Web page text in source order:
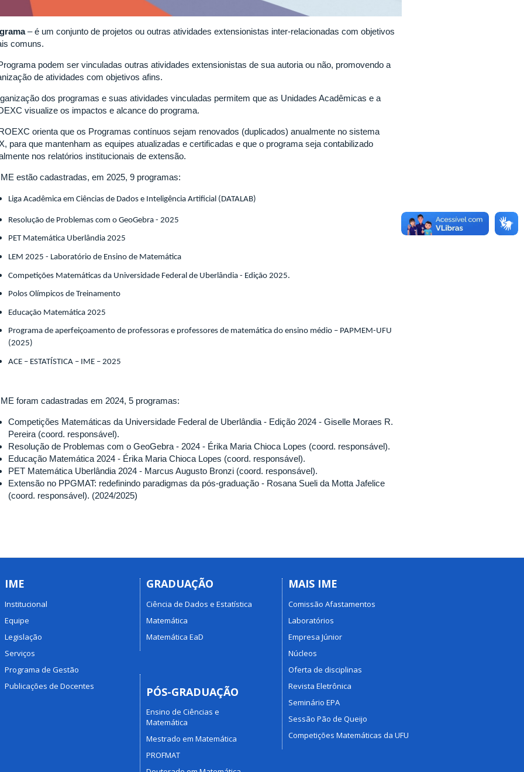
– é um conjunto de projetos ou outras atividades extensionistas inter-relacionadas com objetivos
comuns.
podem ser vinculadas outras atividades extensionistas de sua autoria ou não, promovendo a
de atividades com objetivos afins.
dos programas e suas atividades vinculadas permitem que as Unidades Acadêmicas e a
visualize os impactos e alcance do programa.
orienta que os Programas contínuos sejam renovados (duplicados) anualmente no sistema
para que mantenham as equipes atualizadas e certificadas e que o programa seja contabilizado
nos relatórios institucionais de extensão.
estão cadastradas, em 2025, 9 programas:
Liga Acadêmica em Ciências de Dados e Inteligência Artificial (DATALAB)
Resolução de Problemas com o GeoGebra - 2025
PET Matemática Uberlândia 2025
LEM 2025 - Laboratório de Ensino de Matemática
Competições Matemáticas da Universidade Federal de Uberlândia - Edição 2025.
Polos Olímpicos de Treinamento
Educação Matemática 2025
Programa de aperfeiçoamento de professoras e professores de matemática do ensino médio – PAPMEM-UFU
(2025)
ACE – ESTATÍSTICA – IME – 2025
foram cadastradas em 2024, 5 programas:
Competições Matemáticas da Universidade Federal de Uberlândia - Edição 2024 - Giselle Moraes R.
Pereira (coord. responsável).
Resolução de Problemas com o GeoGebra - 2024 - Érika Maria Chioca Lopes (coord. responsável).
Educação Matemática 2024 - Érika Maria Chioca Lopes (coord. responsável).
PET Matemática Uberlândia 2024 - Marcus Augusto Bronzi (coord. responsável).
Extensão no PPGMAT: redefinindo paradigmas da pós-graduação - Rosana Sueli da Motta Jafelice
(coord. responsável). (2024/2025)
IME
Institucional
Equipe
Legislação
Serviços
Programa de Gestão
Publicações de Docentes
GRADUAÇÃO
Ciência de Dados e Estatística
Matemática
Matemática EaD
PÓS-GRADUAÇÃO
Ensino de Ciências e
Matemática
Mestrado em Matemática
PROFMAT
MAIS IME
Comissão Afastamentos
Laboratórios
Empresa Júnior
Núcleos
Oferta de disciplinas
Revista Eletrônica
Seminário EPA
Sessão Pão de Queijo
Competições Matemáticas da UFU